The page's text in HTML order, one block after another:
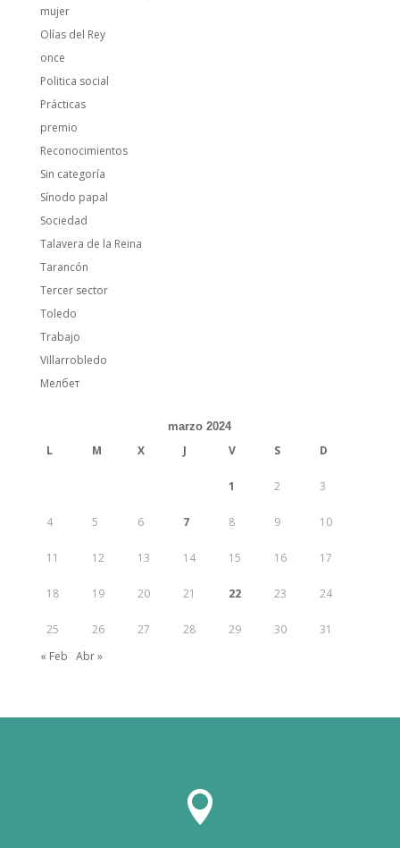
mujer
Olías del Rey
once
Politica social
Prácticas
premio
Reconocimientos
Sin categoría
Sínodo papal
Sociedad
Talavera de la Reina
Tarancón
Tercer sector
Toledo
Trabajo
Villarrobledo
Мелбет
marzo 2024
L M X J V S D
1 2 3
4 5 6 7 8 9 10
11 12 13 14 15 16 17
18 19 20 21 22 23 24
25 26 27 28 29 30
31
« Feb Abr »
